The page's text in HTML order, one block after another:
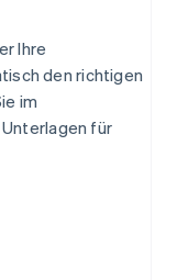
Ihre
den richtigen
im
für